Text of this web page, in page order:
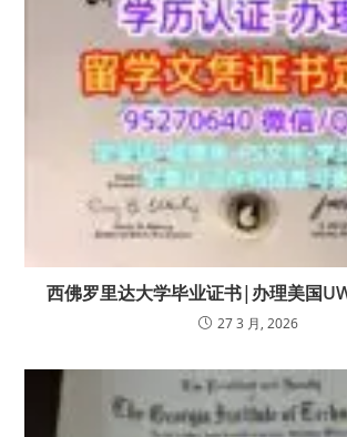
西佛罗里达大学毕业证书|办理美国
27 3 月, 2026